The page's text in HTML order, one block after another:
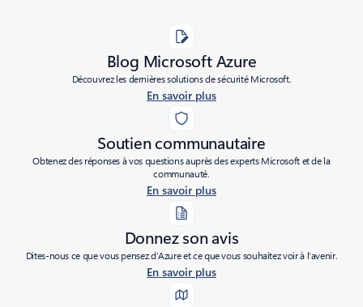
Blog Microsoft Azure
Découvrez les dernières solutions de sécurité Microsoft.
En savoir plus
Soutien communautaire
Obtenez des réponses à vos questions auprès des experts Microsoft et de la
communauté.
En savoir plus
Donnez son avis
Dites-nous ce que vous pensez d’Azure et ce que vous souhaitez voir à l’avenir.
En savoir plus